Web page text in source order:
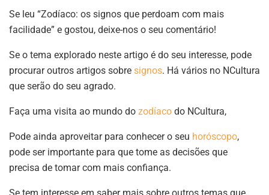
Se leu “Zodíaco: os signos que perdoam com mais
facilidade” e gostou, deixe-nos o seu comentário!
Se o tema explorado neste artigo é do seu interesse, pode
procurar outros artigos sobre signos. Há vários no NCultura
que serão do seu agrado.
Faça uma visita ao mundo do zodíaco do NCultura,
Pode ainda aproveitar para conhecer o seu horóscopo,
pode ser importante para que tome as decisões que
precisa de tomar com mais confiança.